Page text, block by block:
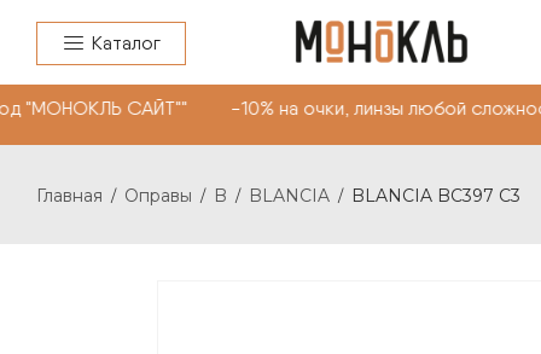
Каталог
САЙТ"" -10% на очки, линзы любой
Главная / Оправы / B / BLANCIA / BLANCIA BC397 C3